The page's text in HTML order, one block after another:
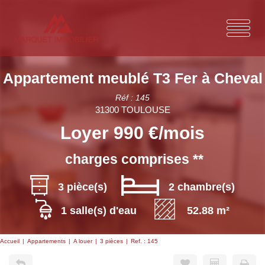
Appartement meublé T3 Fer à Cheval
Réf : 145
31300 TOULOUSE
Loyer 990 €/mois
charges comprises **
3 pièce(s)
2 chambre(s)
1 salle(s) d'eau
52.88 m²
Accueil Appartements A louer 3 pièces Ref. : 145